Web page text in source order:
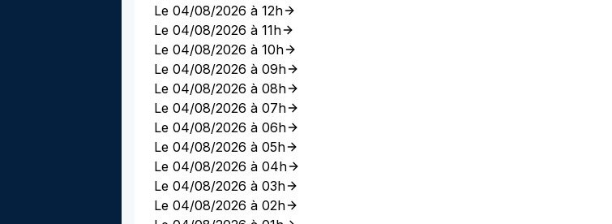
Le 04/08/2026 à 12h
Le 04/08/2026 à 11h
Le 04/08/2026 à 10h
Le 04/08/2026 à 09h
Le 04/08/2026 à 08h
Le 04/08/2026 à 07h
Le 04/08/2026 à 06h
Le 04/08/2026 à 05h
Le 04/08/2026 à 04h
Le 04/08/2026 à 03h
Le 04/08/2026 à 02h